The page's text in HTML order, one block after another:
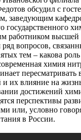
обсудил с
заведующим
государственного
работником
вопросов,
тем – какова
химия
и их влияние на
достижений
перспективы
или, условно
в России.